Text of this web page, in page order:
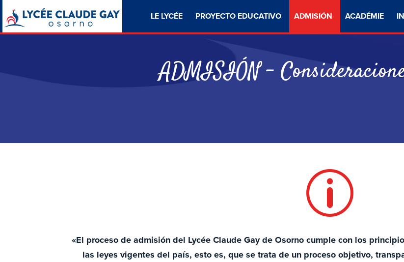
LE LYCÉE PROYECTO EDUCATIVO ADMISIÓN ACADÉMIE
ADMISIÓN –
p
«El proceso de admisión del Lycée Claude Gay de Osorno cumple con los
las leyes vigentes del país, esto es, que se trata de un proceso objetivo,